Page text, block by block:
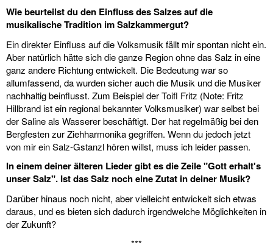
Wie beurteilst du den Einfluss des Salzes auf die
musikalische Tradition im Salzkammergut?
Ein direkter Einfluss auf die Volksmusik fällt mir spontan nicht ein.
Aber natürlich hätte sich die ganze Region ohne das Salz in eine
ganz andere Richtung entwickelt. Die Bedeutung war so
allumfassend, da wurden sicher auch die Musik und die Musiker
nachhaltig beinflusst. Zum Beispiel der Toifl Fritz (Note: Fritz
Hillbrand ist ein regional bekannter Volksmusiker) war selbst bei
der Saline als Wasserer beschäftigt. Der hat regelmäßig bei den
Bergfesten zur Ziehharmonika gegriffen. Wenn du jedoch jetzt
von mir ein Salz-Gstanzl hören willst, muss ich leider passen.
In einem deiner älteren Lieder gibt es die Zeile "Gott erhalt's
unser Salz". Ist das Salz noch eine Zutat in deiner Musik?
Darüber hinaus noch nicht, aber vielleicht entwickelt sich etwas
daraus, und es bieten sich dadurch irgendwelche Möglichkeiten in
der Zukunft?
***